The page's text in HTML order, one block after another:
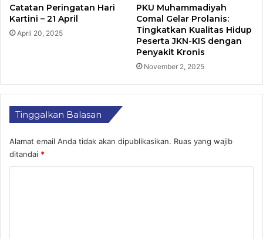
Catatan Peringatan Hari
Kartini – 21 April
April 20, 2025
PKU Muhammadiyah
Comal Gelar Prolanis:
Tingkatkan Kualitas Hidup
Peserta JKN-KIS dengan
Penyakit Kronis
November 2, 2025
Tinggalkan Balasan
Alamat email Anda tidak akan dipublikasikan. Ruas yang wajib
ditandai *